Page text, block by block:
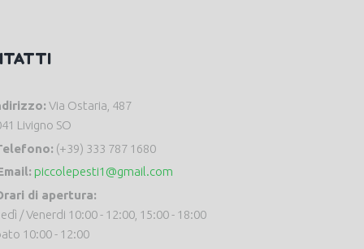
Via Ostaria, 487
Livigno SO
(+39) 333 787 1680
piccolepesti1@gmail.com
di apertura:
/ Venerdi 10:00 - 12:00, 15:00 - 18:00
10:00 - 12:00